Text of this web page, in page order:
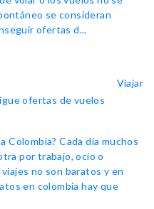
se consideran
ofertas d...
Viajar
ofertas de vuelos
Colombia? Cada día muchos
por trabajo, ocio o
no son baratos y en
en colombia hay que